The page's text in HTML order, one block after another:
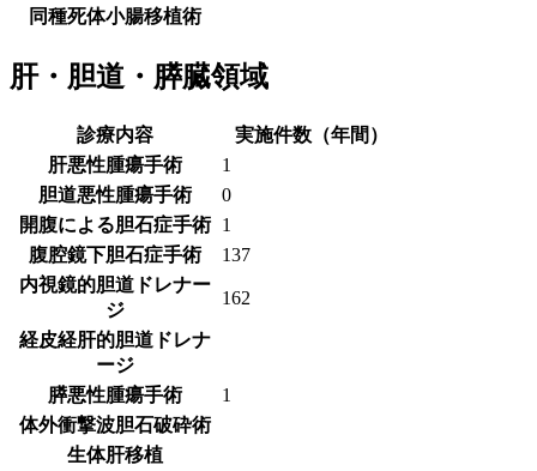
同種死体小腸移植術
肝・胆道・膵臓領域
診療内容
実施件数（年間）
肝悪性腫瘍手術
1
胆道悪性腫瘍手術
0
開腹による胆石症手術 1
腹腔鏡下胆石症手術
137
内視鏡的胆道ドレナー
ジ
162
経皮経肝的胆道ドレナ
ージ
膵悪性腫瘍手術
1
体外衝撃波胆石破砕術
生体肝移植